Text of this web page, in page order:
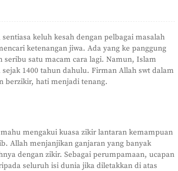
keluh kesah dengan pelbagai masalah
ketenangan jiwa. Ada yang ke panggung
seribu satu macam cara lagi. Namun, Islam
1400 tahun dahulu. Firman Allah swt dalam
berzikir, hati menjadi tenang.
mengakui kuasa zikir lantaran kemampuan
Allah menjanjikan ganjaran yang banyak
dengan zikir. Sebagai perumpamaan, ucapan
seluruh isi dunia jika diletakkan di atas